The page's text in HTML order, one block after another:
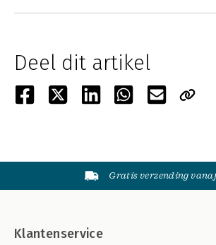
Deel dit artikel
Gratis verzending
Klantenservice